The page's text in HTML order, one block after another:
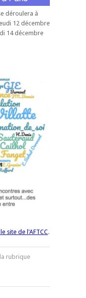
déroulera à
12 décembre
14 décembre
site de l'AFTCC.
rubrique